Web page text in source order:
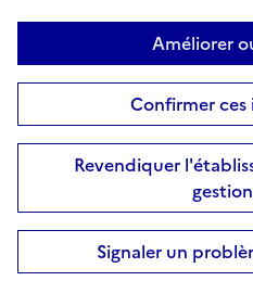
Améliorer
Confirmer
Revendiquer
Signaler un